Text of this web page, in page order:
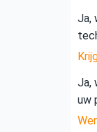
Ja,
Ja,
uw